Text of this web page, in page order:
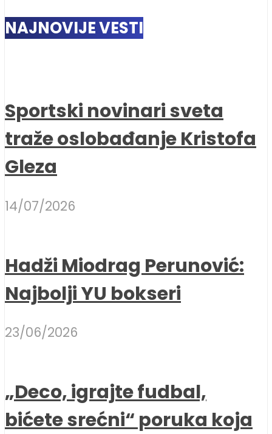
NAJNOVIJE VESTI
Sportski novinari sveta
traže oslobađanje Kristofa
Gleza
14/07/2026
Hadži Miodrag Perunović:
Najbolji YU bokseri
23/06/2026
„Deco, igrajte fudbal,
bićete srećni“ poruka koja